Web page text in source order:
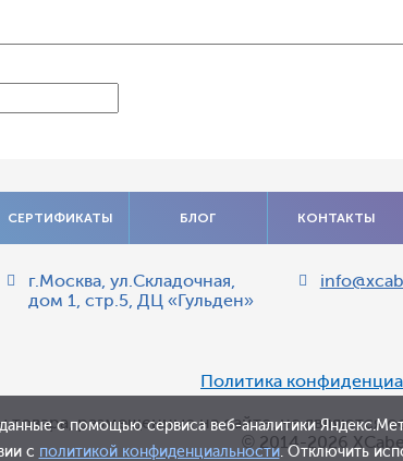
СЕРТИФИКАТЫ БЛОГ КОНТАКТЫ
г.Москва,ул.Складочная,
дом 1, стр.5, ДЦ «Гульден»
Политика
размещенные на сайте, не являются
© 2014-2026
с помощью сервиса веб-аналитики
с политикой конфиденциальности. Отключить